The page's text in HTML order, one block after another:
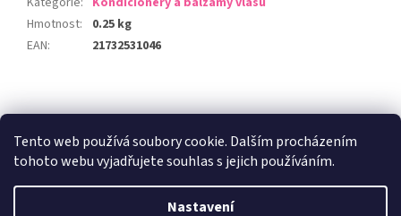
Tento web používá soubory cookie. Dalším procházením
tohoto webu vyjadřujete souhlas s jejich používáním.
Nastavení
Hmotnost:
0.25 kg
EAN: 21732531046
á
Vytvořil Shoptet